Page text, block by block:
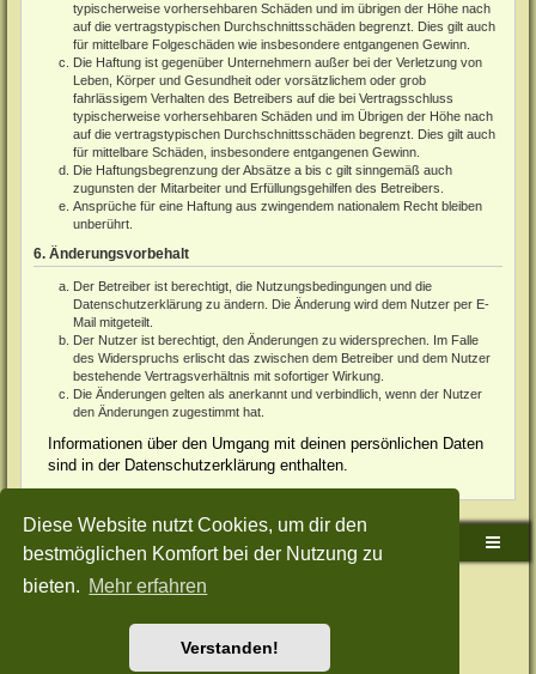
Diese Website nutzt Cookies, um dir den
bestmöglichen Komfort bei der Nutzung zu
bieten. Mehr erfahren
Verstanden!
typischerweise vorhersehbaren Schäden und im übrigen der Höhe nach
auf die vertragstypischen Durchschnittsschäden begrenzt. Dies gilt auch
für mittelbare Folgeschäden wie insbesondere entgangenen Gewinn.
Die Haftung ist gegenüber Unternehmern außer bei der Verletzung von
Leben, Körper und Gesundheit oder vorsätzlichem oder grob
fahrlässigem Verhalten des Betreibers auf die bei Vertragsschluss
typischerweise vorhersehbaren Schäden und im Übrigen der Höhe nach
auf die vertragstypischen Durchschnittsschäden begrenzt. Dies gilt auch
für mittelbare Schäden, insbesondere entgangenen Gewinn.
Die Haftungsbegrenzung der Absätze a bis c gilt sinngemäß auch
zugunsten der Mitarbeiter und Erfüllungsgehilfen des Betreibers.
Ansprüche für eine Haftung aus zwingendem nationalem Recht bleiben
unberührt.
6. Änderungsvorbehalt
Der Betreiber ist berechtigt, die Nutzungsbedingungen und die
Datenschutzerklärung zu ändern. Die Änderung wird dem Nutzer per E-
Mail mitgeteilt.
Der Nutzer ist berechtigt, den Änderungen zu widersprechen. Im Falle
des Widerspruchs erlischt das zwischen dem Betreiber und dem Nutzer
bestehende Vertragsverhältnis mit sofortiger Wirkung.
Die Änderungen gelten als anerkannt und verbindlich, wenn der Nutzer
den Änderungen zugestimmt hat.
Informationen über den Umgang mit deinen persönlichen Daten
sind in der Datenschutzerklärung enthalten.
Sudden-Strike-Maps.de Hauptseite Foren-Übersicht
Powered byphpBB® Forum Software © phpBB Limited
Style: Green-Style-Split by Joyce&LunaphpBB-Style-Design
Nutzungsbedingungen